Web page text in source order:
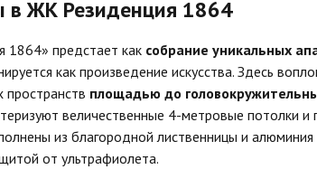
в ЖК Резиденция 1864
1864» предстает как собрание уникальных
как произведение искусства. Здесь
пространств площадью до
величественные 4-метровые потолки и
из благородной лиственницы и
от ультрафиолета.